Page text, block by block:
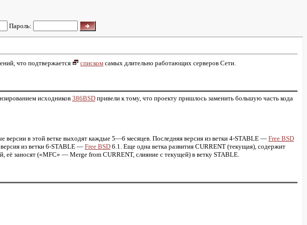
Пароль:
что подтвержается списком самых длительно работающих серверов Сети.
исходников 386BSD привели к тому, что проекту пришлось заменить большую часть кода
версии в этой ветке выходят каждые 5—6 месяцев. Последняя версия из ветки 4-STABLE — Free BSD
из ветки 6-STABLE — Free BSD 6.1. Еще одна ветка развития CURRENT (текущая), содержит
её заносят («MFC» — Merge from CURRENT, слияние с текущей) в ветку STABLE.